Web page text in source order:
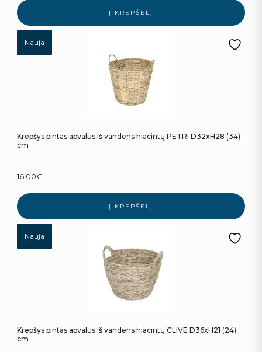
Į KREPŠELĮ
Nauja
Krepšys pintas apvalus iš vandens hiacintų PETRI D32xH28 (34)
cm
16.00€
Į KREPŠELĮ
Nauja
Krepšys pintas apvalus iš vandens hiacintų CLIVE D36xH21 (24)
cm